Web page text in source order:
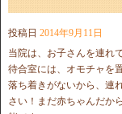
投稿日 2014年9月11日
当院は、お子さんを連れ
待合室には、オモチャを
落ち着きがないから、連
さい！まだ赤ちゃんだか